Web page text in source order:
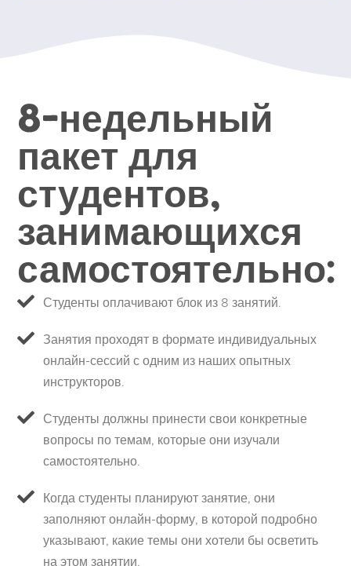
8-недельный
пакет для
студентов,
занимающихся
самостоятельно:
Студенты оплачивают блок из 8 занятий.
Занятия проходят в формате индивидуальных
онлайн-сессий с одним из наших опытных
инструкторов.
Студенты должны принести свои конкретные
вопросы по темам, которые они изучали
самостоятельно.
Когда студенты планируют занятие, они
заполняют онлайн-форму, в которой подробно
указывают, какие темы они хотели бы осветить
на этом занятии.